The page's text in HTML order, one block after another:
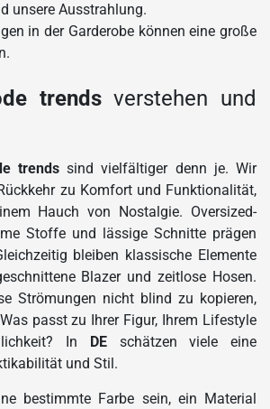
unsere Ausstrahlung.
in der Garderobe können eine große
trendsverstehen und
trendssind vielfältiger denn je. Wir
zu Komfort und Funktionalität,
Hauch von Nostalgie. Oversized-
Stoffe und lässige Schnitte prägen
bleiben klassische Elemente
Blazer und zeitlose Hosen.
Strömungen nicht blind zu kopieren,
passt zu Ihrer Figur, Ihrem Lifestyle
In
DEschätzen viele eine
und Stil.
bestimmte Farbe sein, ein Material